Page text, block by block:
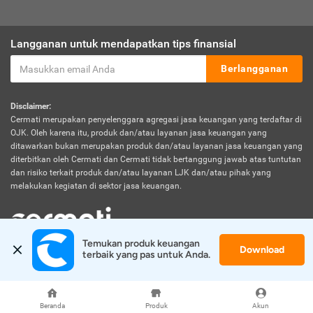
Beranda Produk Akun
Langganan untuk mendapatkan tips finansial
Berlangganan
Disclaimer:
Cermati merupakan penyelenggara agregasi jasa keuangan yang terdaftar di
OJK. Oleh karena itu, produk dan/atau layanan jasa keuangan yang
ditawarkan bukan merupakan produk dan/atau layanan jasa keuangan yang
diterbitkan oleh Cermati dan Cermati tidak bertanggung jawab atas tuntutan
dan risiko terkait produk dan/atau layanan LJK dan/atau pihak yang
melakukan kegiatan di sektor jasa keuangan.
© 2026 Cermati. All Rights Reserved.
Temukan produk keuangan
terbaik yang pas untuk Anda.
Download